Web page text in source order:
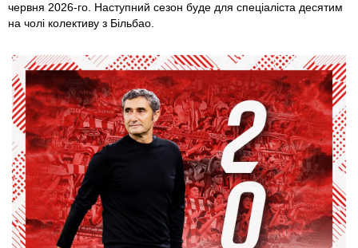
червня 2026-го. Наступний сезон буде для спеціаліста десятим
на чолі колективу з Більбао.